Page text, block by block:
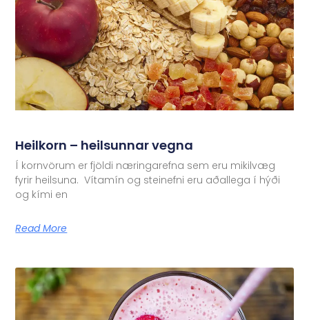
Heilkorn – heilsunnar vegna
Í kornvörum er fjöldi næringarefna sem eru mikilvæg
fyrir heilsuna. Vítamín og steinefni eru aðallega í hýði
og kími en
Read More